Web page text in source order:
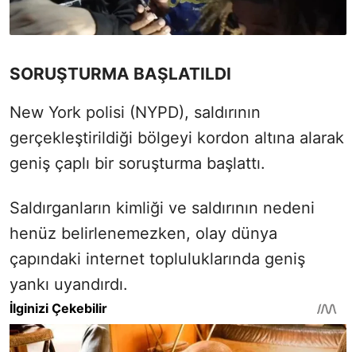
SORUŞTURMA BAŞLATILDI
New York polisi (NYPD), saldırının
gerçekleştirildiği bölgeyi kordon altına alarak
geniş çaplı bir soruşturma başlattı.
Saldırganların kimliği ve saldırının nedeni
henüz belirlenemezken, olay dünya
çapındaki internet topluluklarında geniş
yankı uyandırdı.